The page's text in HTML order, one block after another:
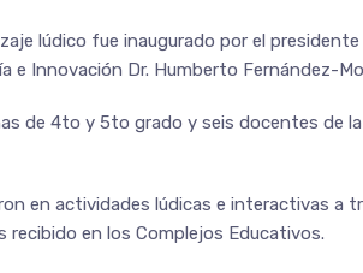
lúdico fue inaugurado por el
e Innovación Dr. Humberto Fernández-
de 4to y 5to grado y seis docentes de
en actividades lúdicas e interactivas a
en los Complejos Educativos.